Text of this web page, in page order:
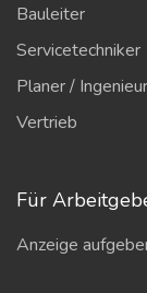
Bauleiter
Servicetechniker
Planer / Ingenieur
Vertrieb
Für
Anzeige